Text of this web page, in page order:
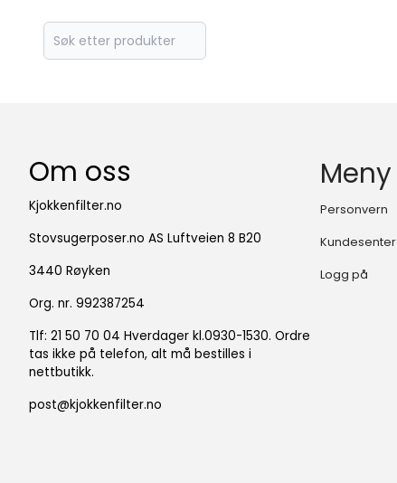
Om oss
Kjokkenfilter.no
Stovsugerposer.no AS Luftveien 8 B20
3440 Røyken
Org. nr. 992387254
Tlf: 21 50 70 04 Hverdager kl.0930-1530. Ordre
tas ikke på telefon, alt må bestilles i
nettbutikk.
post@kjokkenfilter.no
Meny
Personvern
Kundesenter
Logg på